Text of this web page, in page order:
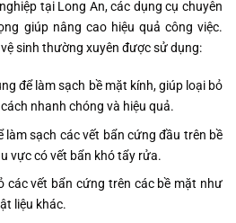
tại Long An, các dụng cụ chuyên
giúp nâng cao hiệu quả công việc.
sinh thường xuyên được sử dụng:
để làm sạch bề mặt kính, giúp loại bỏ
nhanh chóng và hiệu quả.
làm sạch các vết bẩn cứng đầu trên bề
vực có vết bẩn khó tẩy rửa.
các vết bẩn cứng trên các bề mặt như
liệu khác.